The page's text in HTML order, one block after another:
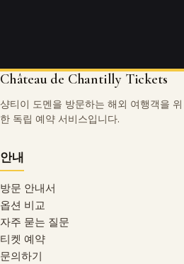
Château de Chantilly Tickets
샹티이 도멘을 방문하는 해외 여행객을 위
한 독립 예약 서비스입니다.
안내
방문 안내서
옵션 비교
자주 묻는 질문
티켓 예약
문의하기